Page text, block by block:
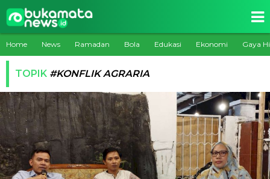
Home News Ramadan Bola Edukasi Ekonomi Gaya
TOPIK #KONFLIK AGRARIA